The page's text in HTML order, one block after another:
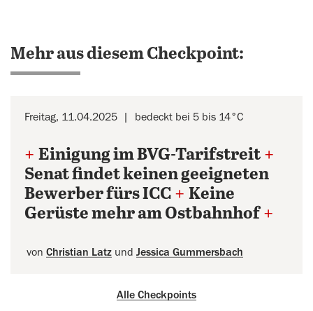
Mehr aus diesem Checkpoint:
Freitag, 11.04.2025 bedeckt bei 5 bis 14°C
+ Einigung im BVG-Tarifstreit +
Senat findet keinen geeigneten
Bewerber fürs ICC + Keine
Gerüste mehr am Ostbahnhof +
von Christian Latz und Jessica Gummersbach
Alle Checkpoints